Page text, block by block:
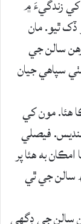
کي زندگيءَ ۾
ٿيو. مان
سالن جي
سپاھي جيان
ھئا. مون کي
فيصلي
به هئا پر
سالن جي ٿي
سالن جي ڊگھي